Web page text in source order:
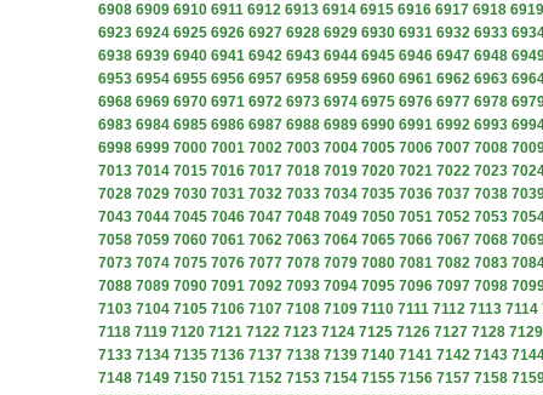
6908 6909 6910 6911 6912 6913 6914 6915 6916 6917 6918 6919
6923 6924 6925 6926 6927 6928 6929 6930 6931 6932 6933
6938 6939 6940 6941 6942 6943 6944 6945 6946 6947 6948
6953 6954 6955 6956 6957 6958 6959 6960 6961 6962 6963
6968 6969 6970 6971 6972 6973 6974 6975 6976 6977 6978
6983 6984 6985 6986 6987 6988 6989 6990 6991 6992 6993
6998 6999 7000 7001 7002 7003 7004 7005 7006 7007 7008
7013 7014 7015 7016 7017 7018 7019 7020 7021 7022 7023
7028 7029 7030 7031 7032 7033 7034 7035 7036 7037 7038
7043 7044 7045 7046 7047 7048 7049 7050 7051 7052 7053
7058 7059 7060 7061 7062 7063 7064 7065 7066 7067 7068
7073 7074 7075 7076 7077 7078 7079 7080 7081 7082 7083
7088 7089 7090 7091 7092 7093 7094 7095 7096 7097 7098
7103 7104 7105 7106 7107 7108 7109 7110 7111 7112 7113 7114
7118 7119 7120 7121 7122 7123 7124 7125 7126 7127 7128 7129
7133 7134 7135 7136 7137 7138 7139 7140 7141 7142 7143
7148 7149 7150 7151 7152 7153 7154 7155 7156 7157 7158